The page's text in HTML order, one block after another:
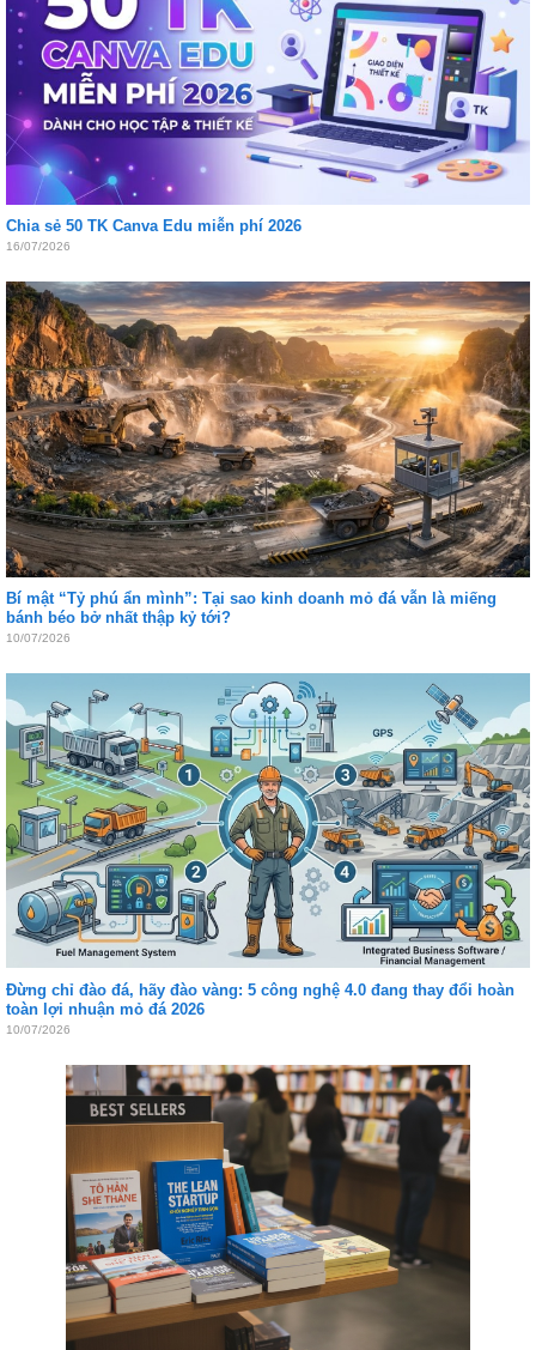
Chia sẻ 50 TK Canva Edu miễn phí 2026
16/07/2026
Bí mật “Tỷ phú ẩn mình”: Tại sao kinh doanh mỏ đá vẫn là miếng
bánh béo bở nhất thập kỷ tới?
10/07/2026
Đừng chỉ đào đá, hãy đào vàng: 5 công nghệ 4.0 đang thay đổi hoàn
toàn lợi nhuận mỏ đá 2026
10/07/2026